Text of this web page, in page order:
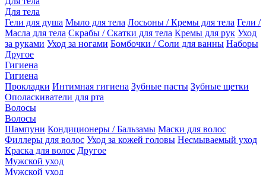
Для тела
Гели для душа Мыло для тела Лосьоны / Кремы для тела Гели /
Масла для тела Скрабы / Скатки для тела Кремы для рук Уход
за руками Уход за ногами Бомбочки / Соли для ванны Наборы
Другое
Гигиена
Гигиена
Прокладки Интимная гигиена Зубные пасты Зубные щетки
Ополаскиватели для рта
Волосы
Волосы
Шампуни Кондиционеры / Бальзамы Маски для волос
Филлеры для волос Уход за кожей головы Несмываемый уход
Краска для волос Другое
Мужской уход
Мужской уход